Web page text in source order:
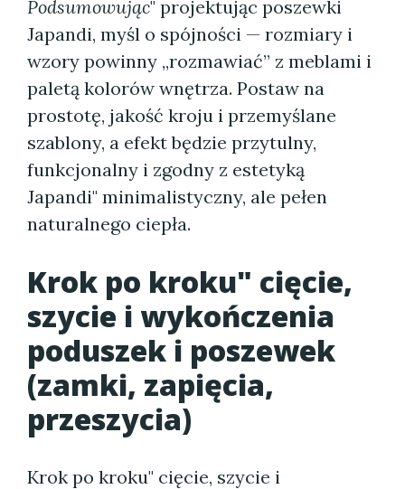
Podsumowując" projektując poszewki
Japandi, myśl o spójności — rozmiary i
wzory powinny „rozmawiać” z meblami i
paletą kolorów wnętrza. Postaw na
prostotę, jakość kroju i przemyślane
szablony, a efekt będzie przytulny,
funkcjonalny i zgodny z estetyką
Japandi" minimalistyczny, ale pełen
naturalnego ciepła.
Krok po kroku" cięcie,
szycie i wykończenia
poduszek i poszewek
(zamki, zapięcia,
przeszycia)
Krok po kroku" cięcie, szycie i